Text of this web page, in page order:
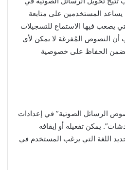
المستخدمين على متابعة
يصعب فيها الاستماع للتسجيلات
أن النصوص المُفرغة لا يمكن لأي
يضمن الحفاظ على خصوصية
الرسائل الصوتية” في إعدادات
يمكن تفعيله أو إيقافه
اللغة التي يرغب المستخدم في